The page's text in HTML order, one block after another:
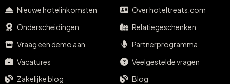
Nieuwe hotelinkomsten
Onderscheidingen
Vraag een demo aan
Vacatures
Zakelijke blog
Over hoteltreats.com
Relatiegeschenken
Partnerprogramma
Veelgestelde vragen
Blog